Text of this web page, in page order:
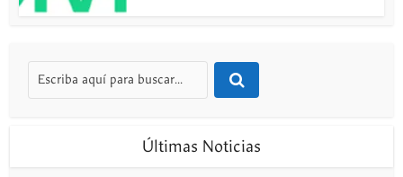
Últimas Noticias